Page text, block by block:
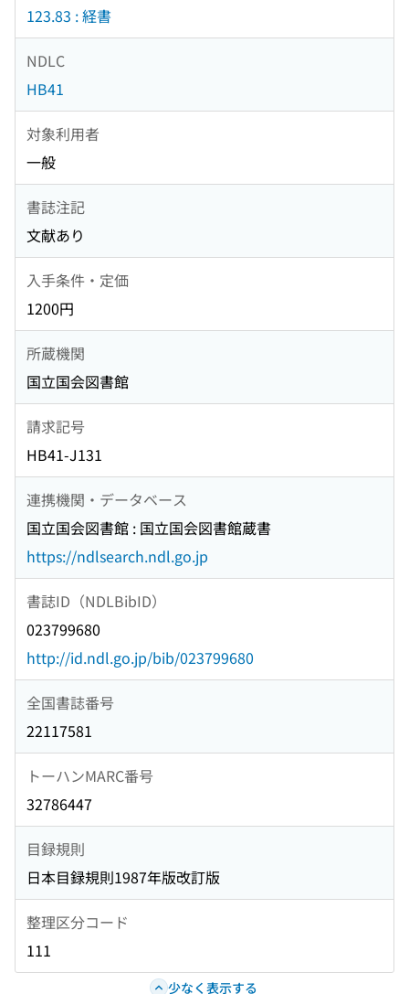
123.83 : 経書
NDLC
HB41
対象利用者
一般
書誌注記
文献あり
入手条件・定価
1200円
所蔵機関
国立国会図書館
請求記号
HB41-J131
連携機関・データベース
国立国会図書館 : 国立国会図書館蔵書
https://ndlsearch.ndl.go.jp
書誌ID（NDLBibID）
023799680
http://id.ndl.go.jp/bib/023799680
全国書誌番号
22117581
トーハンMARC番号
32786447
目録規則
日本目録規則1987年版改訂版
整理区分コード
111
少なく表示する